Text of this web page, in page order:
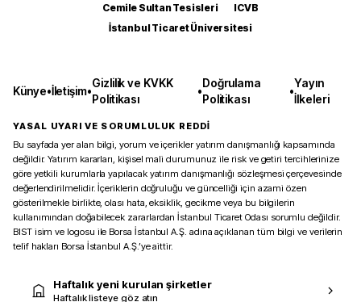
Cemile Sultan Tesisleri
ICVB
İstanbul Ticaret Üniversitesi
Künye•İletişim•
Gizlilik ve KVKK
Politikası
•
Doğrulama
Politikası
•
Yayın
İlkeleri
YASAL UYARI VE SORUMLULUK REDDİ
Bu sayfada yer alan bilgi, yorum ve içerikler yatırım danışmanlığı kapsamında
değildir. Yatırım kararları, kişisel mali durumunuz ile risk ve getiri tercihlerinize
göre yetkili kurumlarla yapılacak yatırım danışmanlığı sözleşmesi çerçevesinde
değerlendirilmelidir. İçeriklerin doğruluğu ve güncelliği için azami özen
gösterilmekle birlikte, olası hata, eksiklik, gecikme veya bu bilgilerin
kullanımından doğabilecek zararlardan İstanbul Ticaret Odası sorumlu değildir.
BIST isim ve logosu ile Borsa İstanbul A.Ş. adına açıklanan tüm bilgi ve verilerin
telif hakları Borsa İstanbul A.Ş.’ye aittir.
Haftalık yeni kurulan şirketler
Haftalık listeye göz atın